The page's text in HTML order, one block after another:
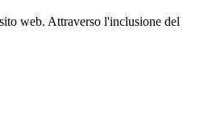
web. Attraverso l'inclusione del